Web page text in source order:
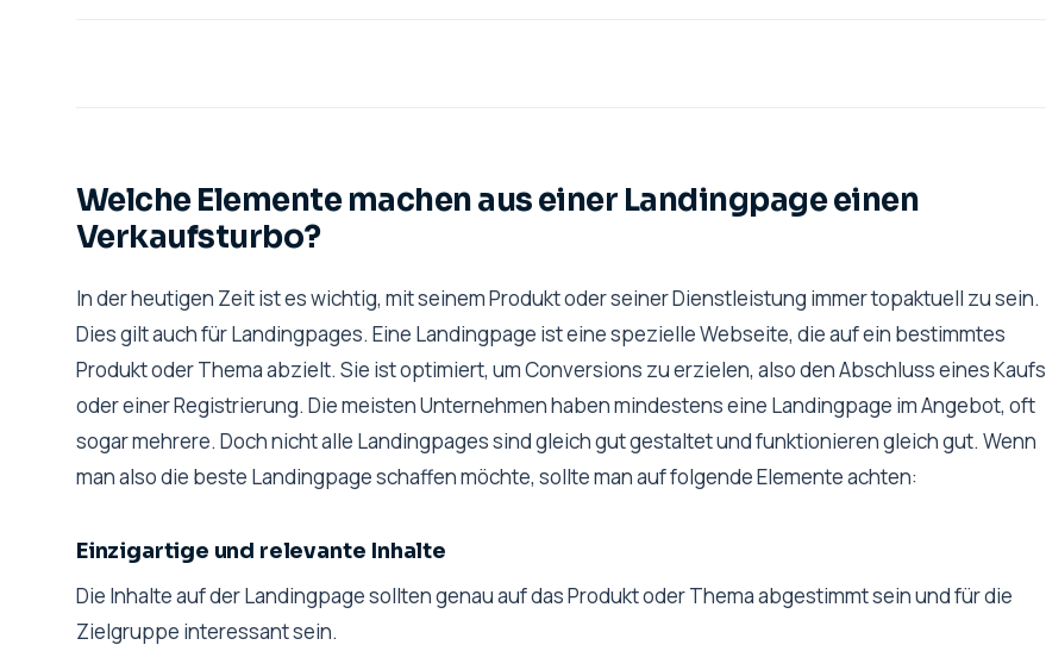
Welche Elemente machen aus einer Landingpage einen
Verkaufsturbo?
In der heutigen Zeit ist es wichtig, mit seinem Produkt oder seiner Dienstleistung immer topaktuell zu sein.
Dies gilt auch für Landingpages. Eine Landingpage ist eine spezielle Webseite, die auf ein bestimmtes
Produkt oder Thema abzielt. Sie ist optimiert, um Conversions zu erzielen, also den Abschluss eines Kaufs
oder einer Registrierung. Die meisten Unternehmen haben mindestens eine Landingpage im Angebot, oft
sogar mehrere. Doch nicht alle Landingpages sind gleich gut gestaltet und funktionieren gleich gut. Wenn
man also die beste Landingpage schaffen möchte, sollte man auf folgende Elemente achten:
Einzigartige und relevante Inhalte
Die Inhalte auf der Landingpage sollten genau auf das Produkt oder Thema abgestimmt sein und für die
Zielgruppe interessant sein.